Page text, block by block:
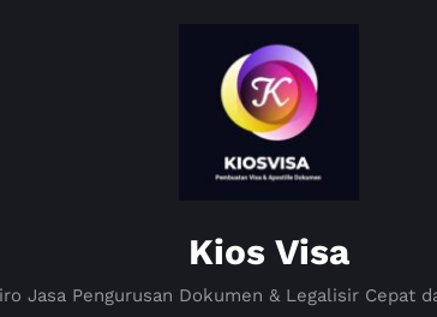
Kios Visa
Jasa Pengurusan Dokumen & Legalisir Cepat